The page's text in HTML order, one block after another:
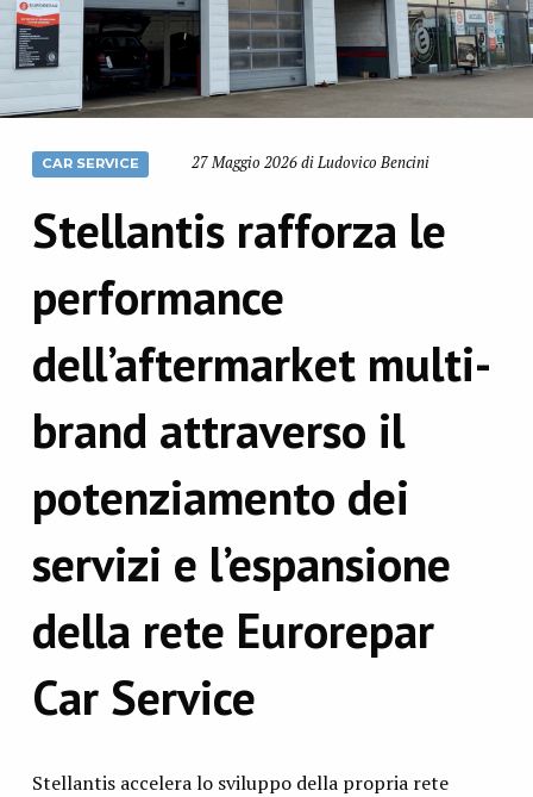
CAR SERVICE 27 Maggio 2026 di Ludovico Bencini
Stellantis rafforza le
performance
dell’aftermarket multi-
brand attraverso il
potenziamento dei
servizi e l’espansione
della rete Eurorepar
Car Service
Stellantis accelera lo sviluppo della propria rete